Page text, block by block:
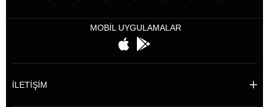
MOBİL UYGULAMALAR
İLETİŞİM